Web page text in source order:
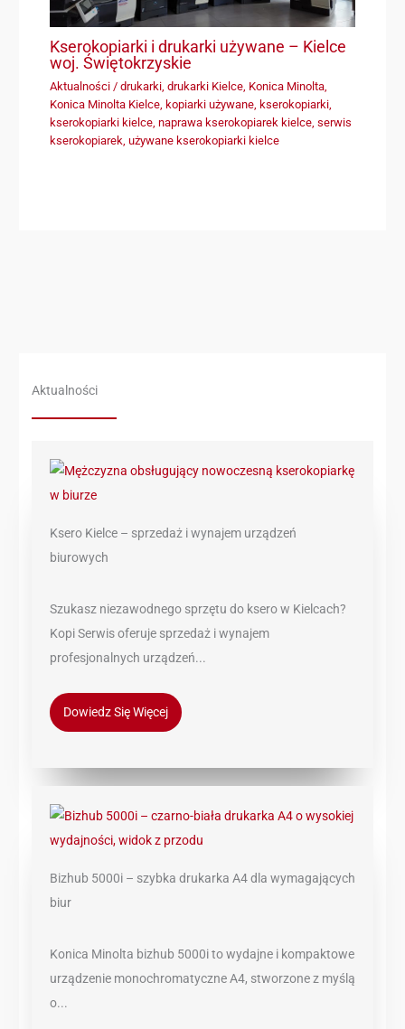
Kserokopiarki i drukarki używane – Kielce
woj. Świętokrzyskie
Aktualności /drukarki ,drukarki Kielce Konica Minolta
Konica Minolta Kielce ,kopiarki używane ,kserokopiarki
kserokopiarki kielce ,naprawa kserokopiarek kielce ,serwis
kserokopiarek ,używane kserokopiarki kielce
Aktualności
Ksero Kielce – sprzedaż i wynajem urządzeń
biurowych
Szukasz niezawodnego sprzętu do ksero w Kielcach?
Kopi Serwis oferuje sprzedaż i wynajem
profesjonalnych urządzeń...
Dowiedz Się Więcej
Bizhub 5000i – szybka drukarka A4 dla wymagających
biur
Konica Minolta bizhub 5000i to wydajne i kompaktowe
urządzenie monochromatyczne A4, stworzone z myślą
o...